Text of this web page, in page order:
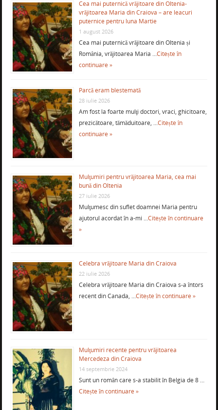
Cea mai puternică vrăjitoare din Oltenia-
vrăjitoarea Maria din Craiova – are leacuri
puternice pentru luna Martie
1 august 2026
Cea mai puternică vrăjitoare din Oltenia și
România, vrăjitoarea Maria …Citește în
continuare »
Parcă eram blestemată
28 iulie 2026
Am fost la foarte mulţi doctori, vraci, ghicitoare,
prezicătoare, tămăduitoare, …Citește în
continuare »
Mulţumiri pentru vrăjitoarea Maria, cea mai
bună din Oltenia
27 iulie 2026
Mulţumesc din suflet doamnei Maria pentru
ajutorul acordat în a-mi …Citește în continuare
»
Celebra vrăjitoare Maria din Craiova
22 iulie 2026
Celebra vrăjitoare Maria din Craiova s-a întors
recent din Canada, …Citește în continuare »
Mulţumiri recente pentru vrăjitoarea
Mercedeza din Craiova
14 septembrie 2024
Sunt un român care s-a stabilit în Belgia de 8 …
Citește în continuare »